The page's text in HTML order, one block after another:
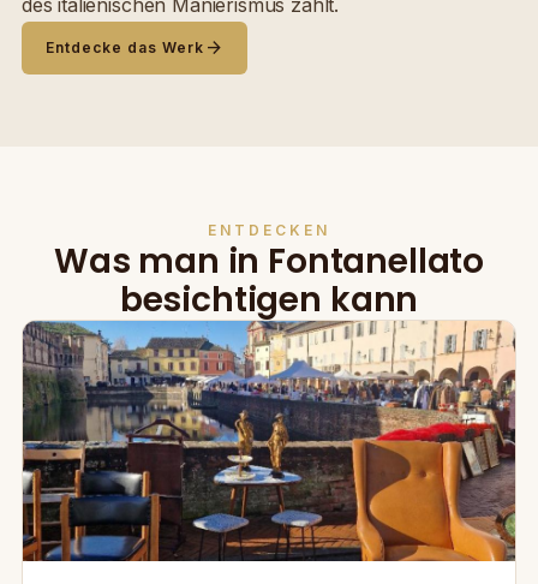
des italienischen Manierismus zählt.
Entdecke das Werk arrow_forward
ENTDECKEN
Was man in Fontanellato
besichtigen kann